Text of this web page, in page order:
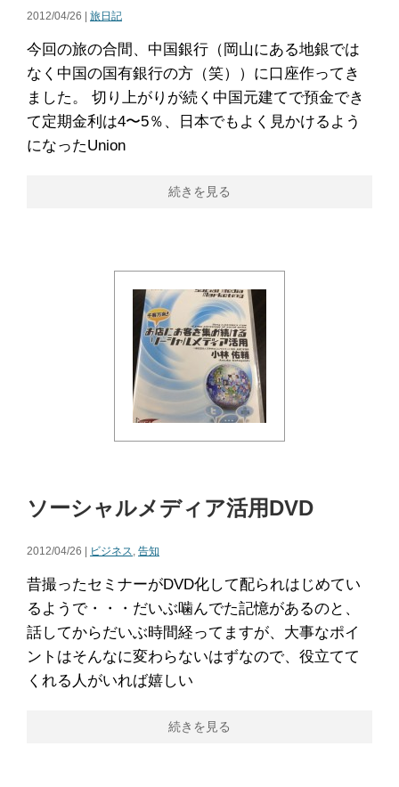
2012/04/26 | 旅日記
今回の旅の合間、中国銀行（岡山にある地銀では
なく中国の国有銀行の方（笑））に口座作ってき
ました。 切り上がりが続く中国元建てで預金でき
て定期金利は4〜5％、日本でもよく見かけるよう
になったUnion
続きを見る
ソーシャルメディア活用DVD
2012/04/26 | ビジネス, 告知
昔撮ったセミナーがDVD化して配られはじめてい
るようで・・・だいぶ噛んでた記憶があるのと、
話してからだいぶ時間経ってますが、大事なポイ
ントはそんなに変わらないはずなので、役立てて
くれる人がいれば嬉しい
続きを見る